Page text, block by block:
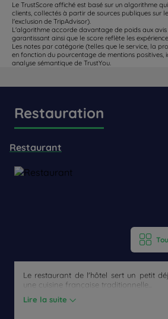
Le TrustScore affiché est basé sur un algorithme
clients, collectés à partir de sources publiques sur
l'exclusion de TripAdvisor).
L'algorithme accorde davantage de poids aux avis
garantissant ainsi que le score reflète les
Les notes par catégorie (telles que le service, la
en fonction du pourcentage de mentions positives,
analyse sémantique de TrustYou.
Restauration
Restaurant
Le restaurant de l'hôtel sert un petit
une cuisine française traditionnelle...
Lire la suite